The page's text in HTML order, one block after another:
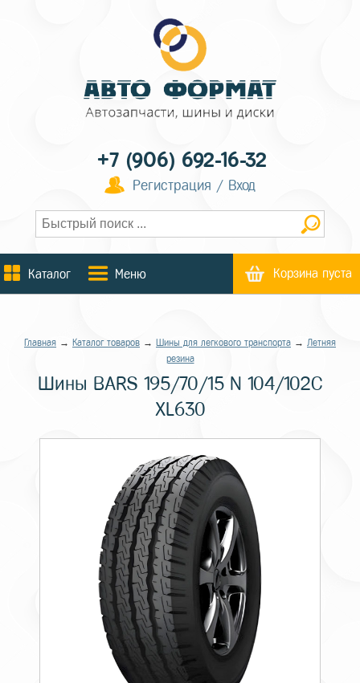
+7 (906) 692-16-32
Регистрация / Вход
Каталог Меню Корзина пуста
Главная → Каталог товаров → Шины для легкового транспорта → Летняя
резина
Шины BARS 195/70/15 N 104/102C
XL630